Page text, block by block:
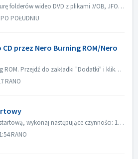
Jeśli masz już strukturę folderów wideo DVD z plikami .VOB, .IFO/.BUP, możesz użyć Nero BurningROM do nagrania DVD. 1. Nowa kompilacja. Wybierz DVD-> DVD...
POŁUDNIU
przez Nero Burning ROM/Nero
Otwórz Nero Burning ROM. Przejdź do zakładki "Dodatki" i kliknij na "Zapisz ścieżki audio". W zakładce "źródło" wybierz ści...
RANO
Aby utworzyć płytę startową, wykonaj następujące czynności: 1. Kliknij przycisk Nowy na głównym ekranie Nero Burning ROM. ->Otworzy się okno Nowa kompil...
RANO